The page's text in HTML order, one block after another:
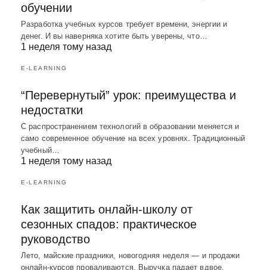
обучении
Разработка учебных курсов требует времени, энергии и
денег. И вы наверняка хотите быть уверены, что…
1 неделя тому назад
E-LEARNING
“Перевернутый” урок: преимущества и
недостатки
С распространением технологий в образовании меняется и
само современное обучение на всех уровнях. Традиционный
учебный…
1 неделя тому назад
E-LEARNING
Как защитить онлайн-школу от
сезонных спадов: практическое
руководство
Лето, майские праздники, новогодняя неделя — и продажи
онлайн-курсов проваливаются. Выручка падает вдвое,